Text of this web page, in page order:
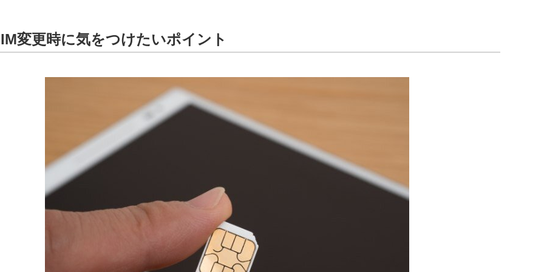
変更時に気をつけたいポイント